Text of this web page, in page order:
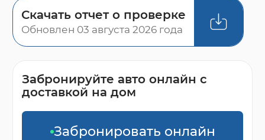
Скачать отчет о проверке
Обновлен 03 августа 2026 года
Забронируйте авто онлайн с
доставкой на дом
Забронировать онлайн